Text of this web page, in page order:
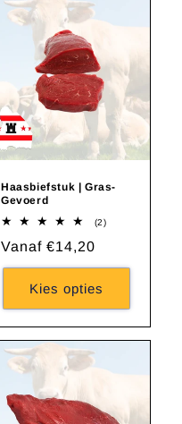
Haasbiefstuk | Gras-
Gevoerd
(2)2
Normale
prijs
Vanaf €14,20
Kies opties